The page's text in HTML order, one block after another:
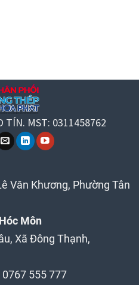
TÍN. MST: 0311458762
Văn Khương, Phường Tân
Môn
Xã Đông Thạnh,
0767 555 777